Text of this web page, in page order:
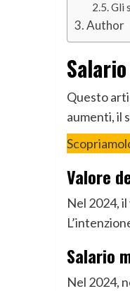
Gli
Author
Questo
aumenti, il
Valore
Nel 2024,
Salario
Nel 2024,